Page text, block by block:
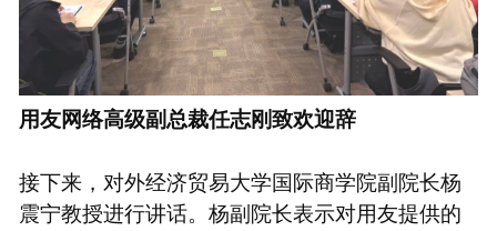
用友网络高级副总裁任志刚致欢迎辞
接下来，对外经济贸易大学国际商学院副院长杨
震宁教授进行讲话。杨副院长表示对用友提供的